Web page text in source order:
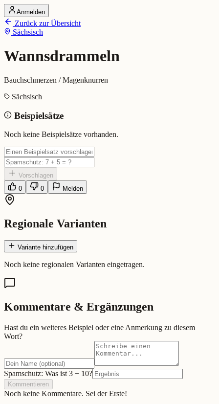
Startseite
Alle Dialekte
Dialekte vergleichen
Dialekt-Karte
Ranking
Wannsdrammeln (Sächsisch)
Bedeutung: Bauchschmerzen / Magenknurren
Eingereicht von: Mundwerk Team
Anmelden
Zurück zur Übersicht
Sächsisch
Wannsdrammeln
Bauchschmerzen / Magenknurren
Sächsisch
Beispielsätze
Noch keine Beispielsätze vorhanden.
Vorschlagen
0
0 Melden
Regionale Varianten
Variante hinzufügen
Noch keine regionalen Varianten eingetragen.
Kommentare & Ergänzungen
Hast du ein weiteres Beispiel oder eine Anmerkung zu diesem
Wort?
Spamschutz: Was ist 3 + 10?
Kommentieren
Noch keine Kommentare. Sei der Erste!